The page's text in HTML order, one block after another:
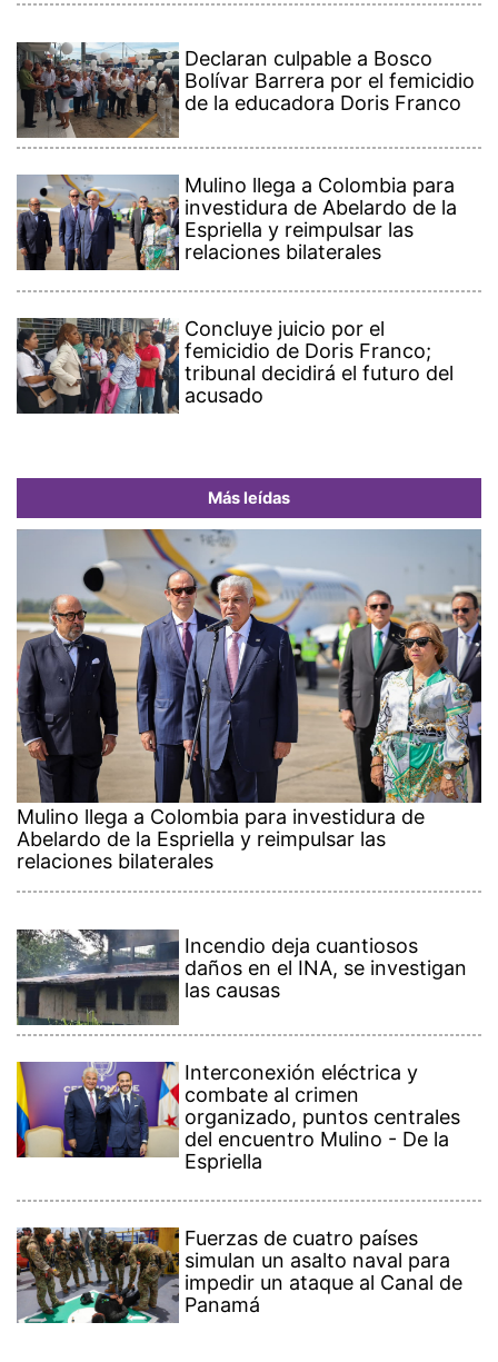
Declaran culpable a Bosco
Bolívar Barrera por el femicidio
de la educadora Doris Franco
Mulino llega a Colombia para
investidura de Abelardo de la
Espriella y reimpulsar las
relaciones bilaterales
Concluye juicio por el
femicidio de Doris Franco;
tribunal decidirá el futuro del
acusado
Más leídas
Mulino llega a Colombia para investidura de
Abelardo de la Espriella y reimpulsar las
relaciones bilaterales
Incendio deja cuantiosos
daños en el INA, se investigan
las causas
Interconexión eléctrica y
combate al crimen
organizado, puntos centrales
del encuentro Mulino - De la
Espriella
Fuerzas de cuatro países
simulan un asalto naval para
impedir un ataque al Canal de
Panamá